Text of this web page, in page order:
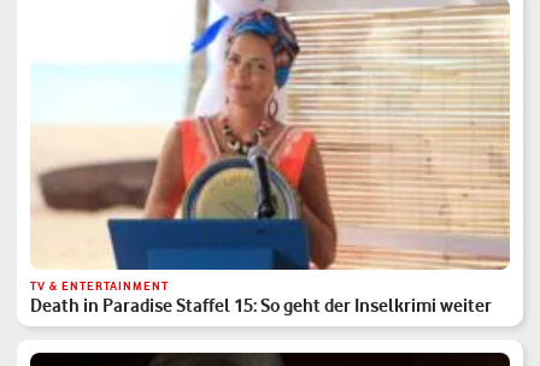
TV & ENTERTAINMENT
Death in Paradise Staffel 15: So geht der Inselkrimi weiter